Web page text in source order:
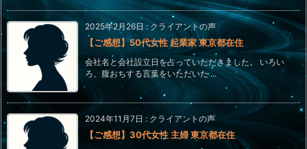
2025年2月26日 : クライアントの声
【ご感想】50代女性 起業家 東京都在住
会社名と会社設立日を占っていただきました。 いろい
ろ、腹おちする言葉をいただいた ...
2024年11月7日 : クライアントの声
【ご感想】30代女性 主婦 東京都在住